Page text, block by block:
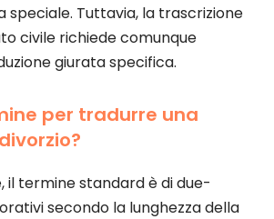
speciale. Tuttavia, la trascrizione
civile richiede comunque
giurata specifica.
per tradurre una
termine standard è di due-
secondo la lunghezza della